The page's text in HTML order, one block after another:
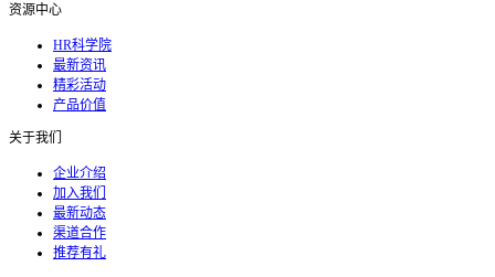
资源中心
HR科学院
最新资讯
精彩活动
产品价值
关于我们
企业介绍
加入我们
最新动态
渠道合作
推荐有礼